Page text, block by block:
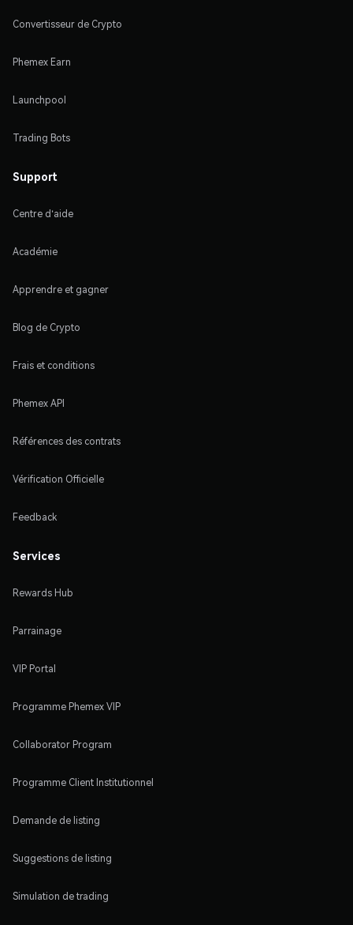
Convertisseur de Crypto
Phemex Earn
Launchpool
Trading Bots
Support
Centre d'aide
Académie
Apprendre et gagner
Blog de Crypto
Frais et conditions
Phemex API
Références des contrats
Vérification Officielle
Feedback
Services
Rewards Hub
Parrainage
VIP Portal
Programme Phemex VIP
Collaborator Program
Programme Client Institutionnel
Demande de listing
Suggestions de listing
Simulation de trading